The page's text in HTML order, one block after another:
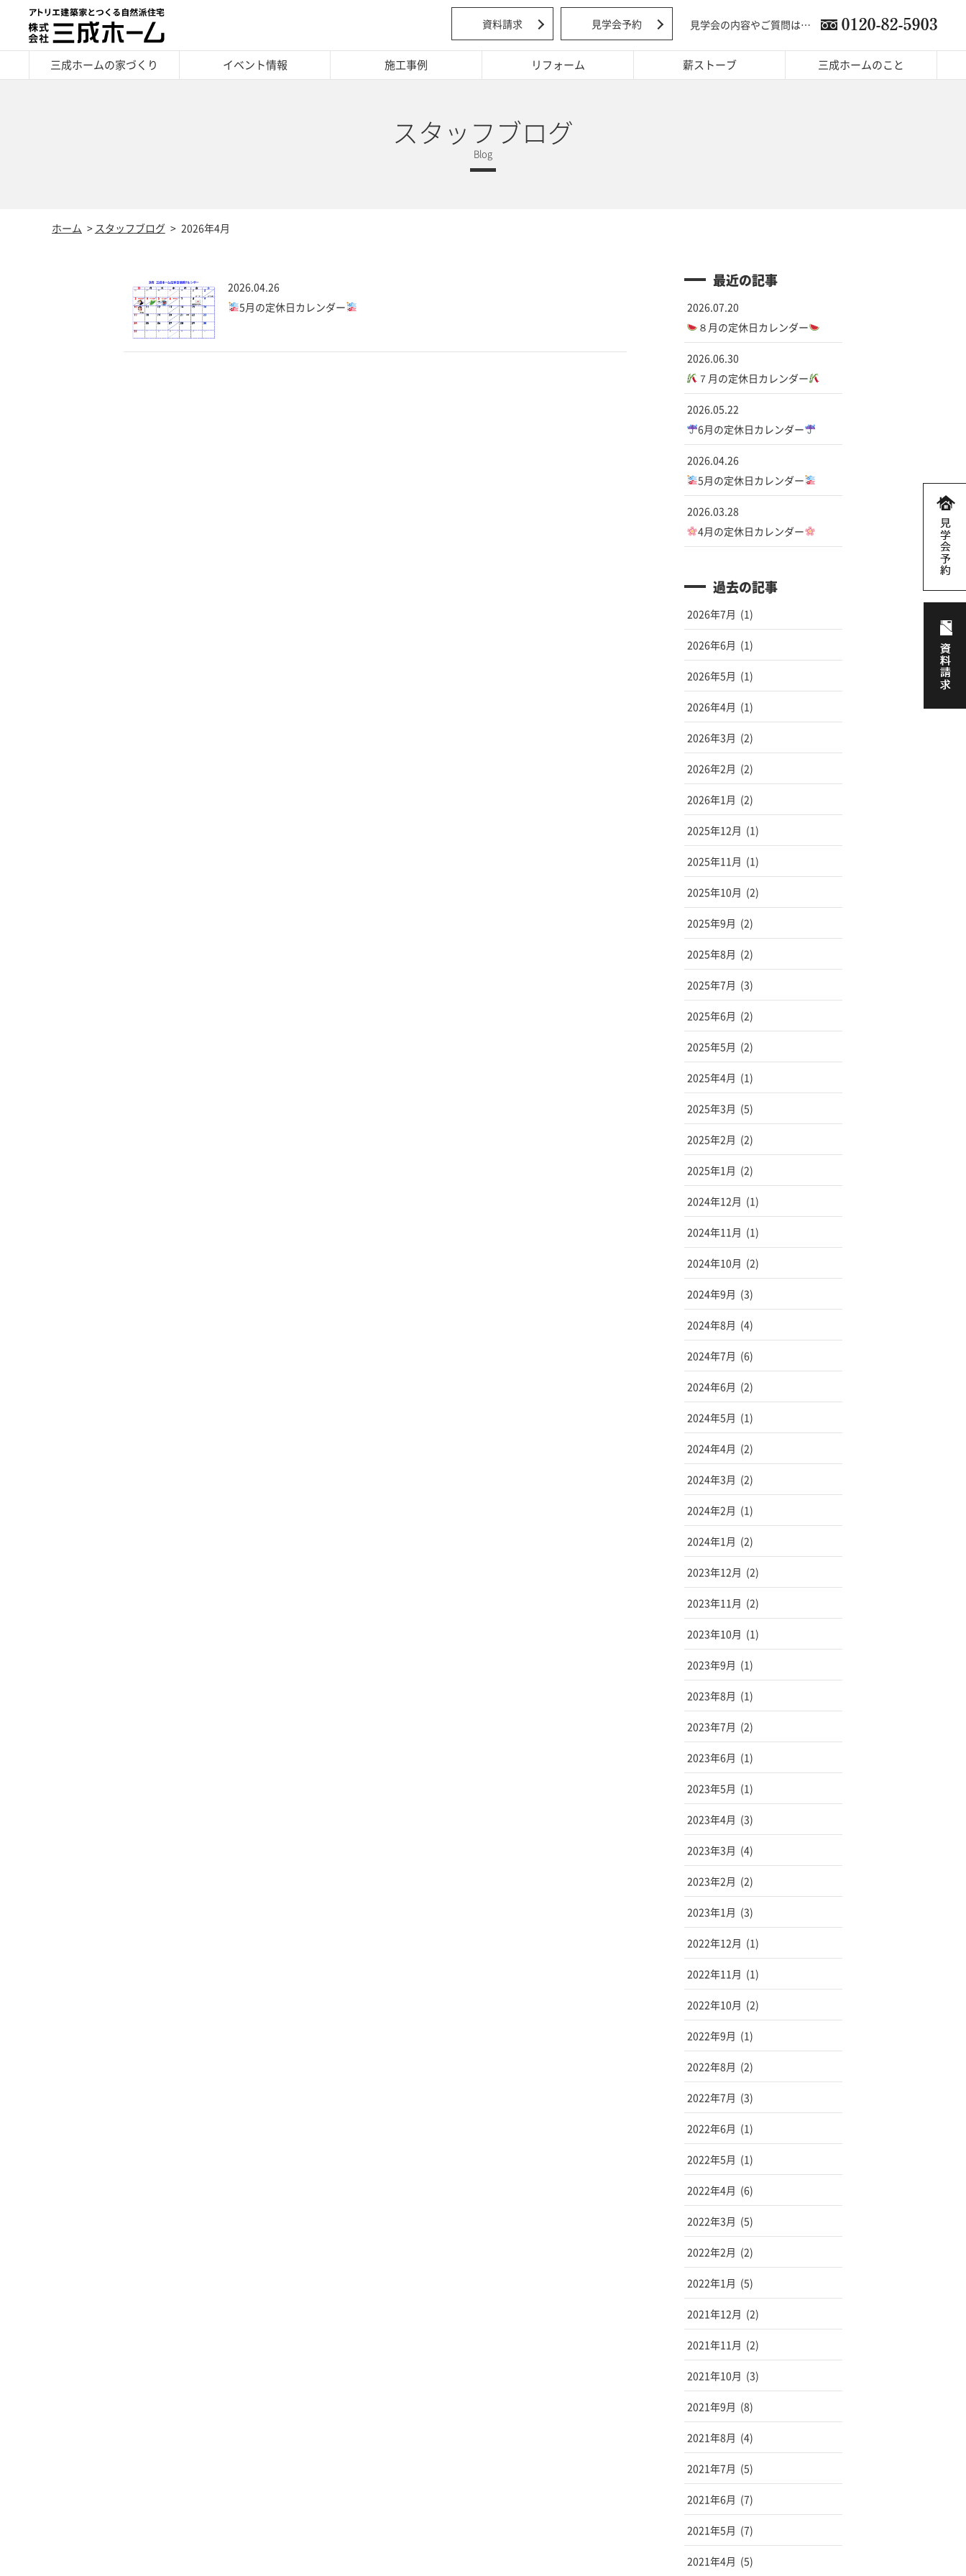
資料請求 見学会予約 見学会の内容やご質問は…
三成ホームの家づくり イベント情報 施工事例 リフォーム 薪ストーブ 三成ホームのこと
スタッフブログ
ホーム スタッフブログ 2026年4月
2026.04.26
5月の定休日カレンダー
最近の記事
2026.07.20
８月の定休日カレンダー
2026.06.30
７月の定休日カレンダー
2026.05.22
6月の定休日カレンダー
2026.04.26
5月の定休日カレンダー
2026.03.28
4月の定休日カレンダー
過去の記事
2026年7月 (1)
2026年6月 (1)
2026年5月 (1)
2026年4月 (1)
2026年3月 (2)
2026年2月 (2)
2026年1月 (2)
2025年12月 (1)
2025年11月 (1)
2025年10月 (2)
2025年9月 (2)
2025年8月 (2)
2025年7月 (3)
2025年6月 (2)
2025年5月 (2)
2025年4月 (1)
2025年3月 (5)
2025年2月 (2)
2025年1月 (2)
2024年12月 (1)
2024年11月 (1)
2024年10月 (2)
2024年9月 (3)
2024年8月 (4)
2024年7月 (6)
2024年6月 (2)
2024年5月 (1)
2024年4月 (2)
2024年3月 (2)
2024年2月 (1)
2024年1月 (2)
2023年12月 (2)
2023年11月 (2)
2023年10月 (1)
2023年9月 (1)
2023年8月 (1)
2023年7月 (2)
2023年6月 (1)
2023年5月 (1)
2023年4月 (3)
2023年3月 (4)
2023年2月 (2)
2023年1月 (3)
2022年12月 (1)
2022年11月 (1)
2022年10月 (2)
2022年9月 (1)
2022年8月 (2)
2022年7月 (3)
2022年6月 (1)
2022年5月 (1)
2022年4月 (6)
2022年3月 (5)
2022年2月 (2)
2022年1月 (5)
2021年12月 (2)
2021年11月 (2)
2021年10月 (3)
2021年9月 (8)
2021年8月 (4)
2021年7月 (5)
2021年6月 (7)
2021年5月 (7)
2021年4月 (5)